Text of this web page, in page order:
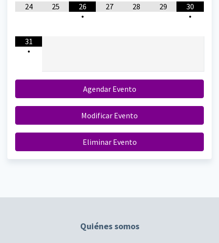
24 25
26
•
27 28 29
30
•
31
•
Agendar Evento
Modificar Evento
Eliminar Evento
Quiénes somos